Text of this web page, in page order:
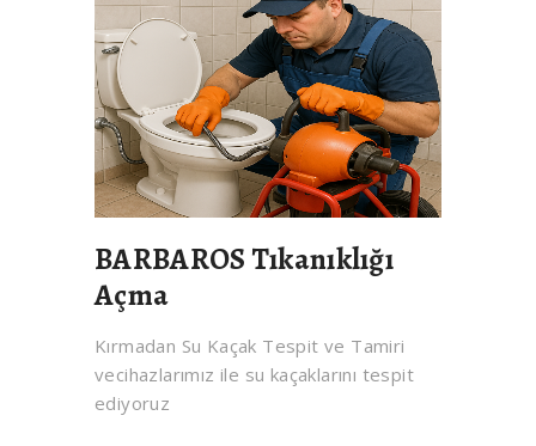
BARBAROS Tıkanıklığı
Açma
Kırmadan Su Kaçak Tespit ve Tamiri
vecihazlarımız ile su kaçaklarını tespit
ediyoruz